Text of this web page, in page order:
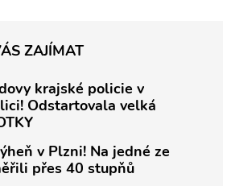
ZAJÍMAT
krajské policie v
Odstartovala velká
v Plzni! Na jedné ze
přes 40 stupňů